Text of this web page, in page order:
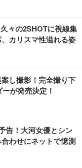
々の2SHOTに視線集
カリスマ性溢れる姿
し撮影！完全撮り下
が発売決定！
告！大河女優とシン
わせにネットで憶測